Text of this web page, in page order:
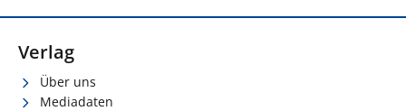
Verlag
Über uns
Mediadaten